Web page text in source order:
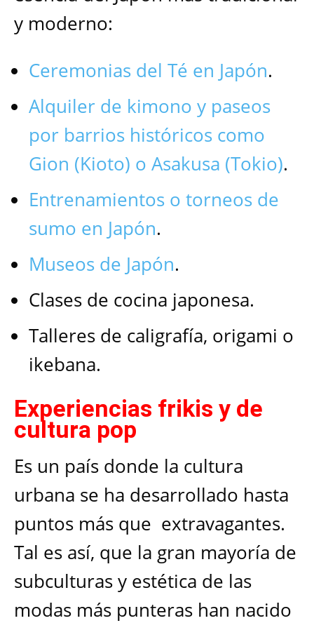
y moderno:
Ceremonias del Té en Japón.
Alquiler de kimono y paseos
por barrios históricos como
Gion (Kioto) o Asakusa (Tokio).
Entrenamientos o torneos de
sumo en Japón.
Museos de Japón.
Clases de cocina japonesa.
Talleres de caligrafía, origami o
ikebana.
Experiencias frikis y de
cultura pop
Es un país donde la cultura
urbana se ha desarrollado hasta
puntos más que extravagantes.
Tal es así, que la gran mayoría de
subculturas y estética de las
modas más punteras han nacido